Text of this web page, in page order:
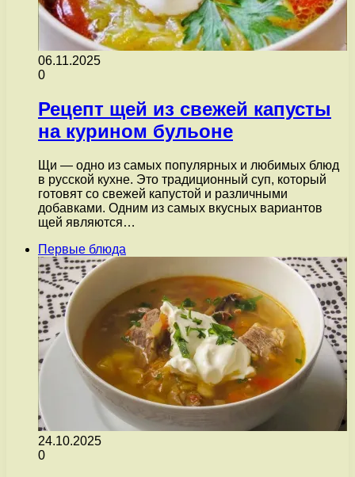
06.11.2025
0
Рецепт щей из свежей капусты
на курином бульоне
Щи — одно из самых популярных и любимых блюд
в русской кухне. Это традиционный суп, который
готовят со свежей капустой и различными
добавками. Одним из самых вкусных вариантов
щей являются…
Первые блюда
24.10.2025
0